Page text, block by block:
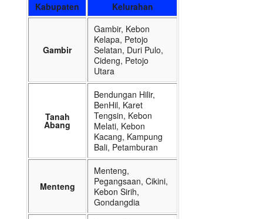
Kabupaten Kelurahan
Gambir
Gambir, Kebon
Kelapa, Petojo
Selatan, Duri Pulo,
Cideng, Petojo
Utara
Tanah
Abang
Bendungan Hilir,
BenHil, Karet
Tengsin, Kebon
Melati, Kebon
Kacang, Kampung
Bali, Petamburan
Menteng
Menteng,
Pegangsaan, Cikini,
Kebon Sirih,
Gondangdia